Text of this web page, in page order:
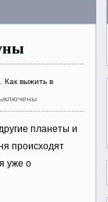
,Как выжить в
планеты и
происходят
уже о